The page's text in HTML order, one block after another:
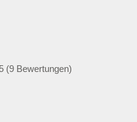
(9 Bewertungen)